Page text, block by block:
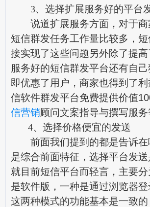
3、选择扩展服务好的平台
说道扩展服务方面，对于商
短信群发任务工作量比较多，
接实现了这些问题另外除了提高
服务好的短信群发平台还有自己
即优惠了用户，商家也得到了
信软件群发平台免费提供价值
信营销顾问文案指导与撰写服务
4、选择价格便宜的发送
前面我们提到的都是告诉在
是综合前面特征，选择平台发送
就目前短信平台而轻言，主要
是软件版，一种是通过浏览器登
这两种模式的功能基本是一致